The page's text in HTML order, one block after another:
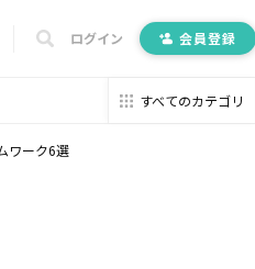
ログイン 会員登録
すべてのカテゴリ
ワーク6選